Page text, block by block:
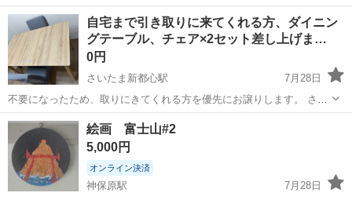
ただくとジモティー限定価格（掲載価格の10%OFF）でご購入が可能
です。 必ずご精算前にスタッフまでお伝えくださいませ。 ---------------
-...
埼玉 幸手市 ダイニングセット サカイ
自宅まで引き取りに来てくれる方、ダイニン
グテーブル、チェア×2セット差し上げま…
0円
さいたま新都心駅
7月28日
不要になったため、取りにきてくれる方を優先にお譲りします。 さい
たま市の自宅まで引き取りに来ていただける日程が一番早い方を優先
いたします。 ・木製ダイニングテーブル ・チェア×2 テーブルサイズ
は次のとおりで...
埼玉 さいたま市 さいたま新都心駅
絵画 富士山#2
5,000円
オンライン決済
神保原駅
7月28日